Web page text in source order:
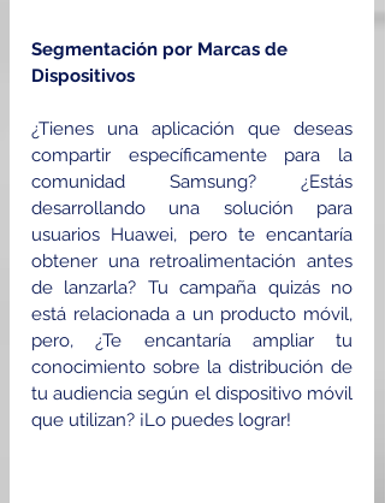
Segmentación por Marcas de
Dispositivos
¿Tienes una aplicación que deseas
compartir específicamente para la
comunidad Samsung? ¿Estás
desarrollando una solución para
usuarios Huawei, pero te encantaría
obtener una retroalimentación antes
de lanzarla? Tu campaña quizás no
está relacionada a un producto móvil,
pero, ¿Te encantaría ampliar tu
conocimiento sobre la distribución de
tu audiencia según el dispositivo móvil
que utilizan? ¡Lo puedes lograr!